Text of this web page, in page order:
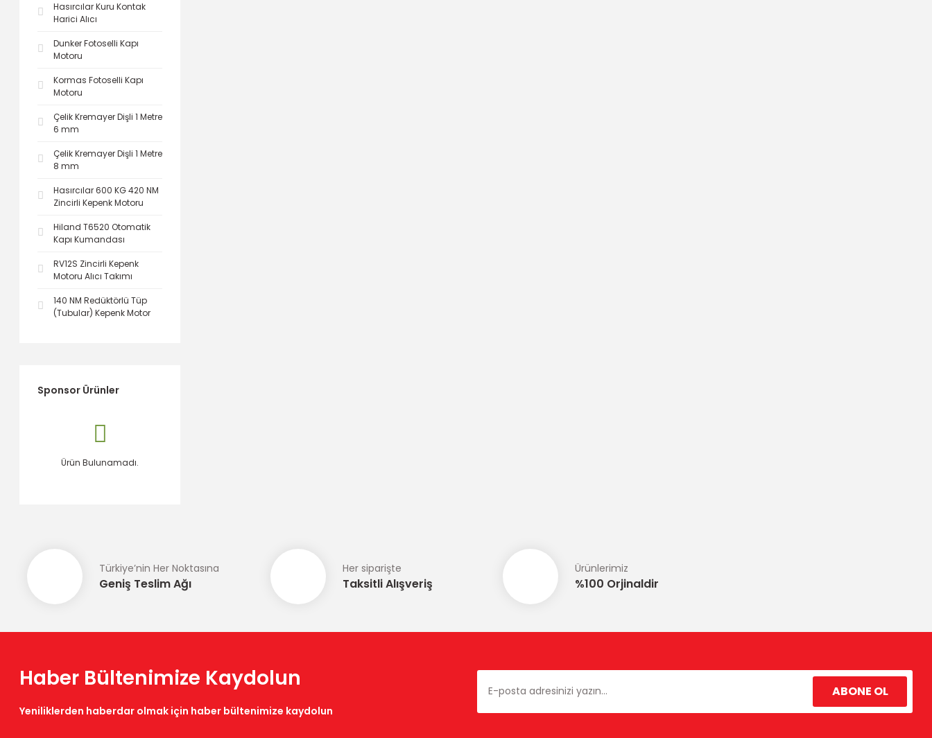
Hasırcılar Kuru Kontak
Harici Alıcı
Dunker Fotoselli Kapı
Motoru
Kormas Fotoselli Kapı
Motoru
Çelik Kremayer Dişli 1 Metre
6 mm
Çelik Kremayer Dişli 1 Metre
8 mm
Hasırcılar 600 KG 420 NM
Zincirli Kepenk Motoru
Hiland T6520 Otomatik
Kapı Kumandası
RV12S Zincirli Kepenk
Motoru Alıcı Takımı
140 NM Redüktörlü Tüp
(Tubular) Kepenk Motor
Sponsor Ürünler
Ürün Bulunamadı.
Türkiye’nin Her Noktasına
Geniş Teslim Ağı
Her siparişte
Taksitli Alışveriş
Ürünlerimiz
%100 Orjinaldir
Haber Bültenimize Kaydolun
Yeniliklerden haberdar olmak için haber bültenimize kaydolun
ABONE OL